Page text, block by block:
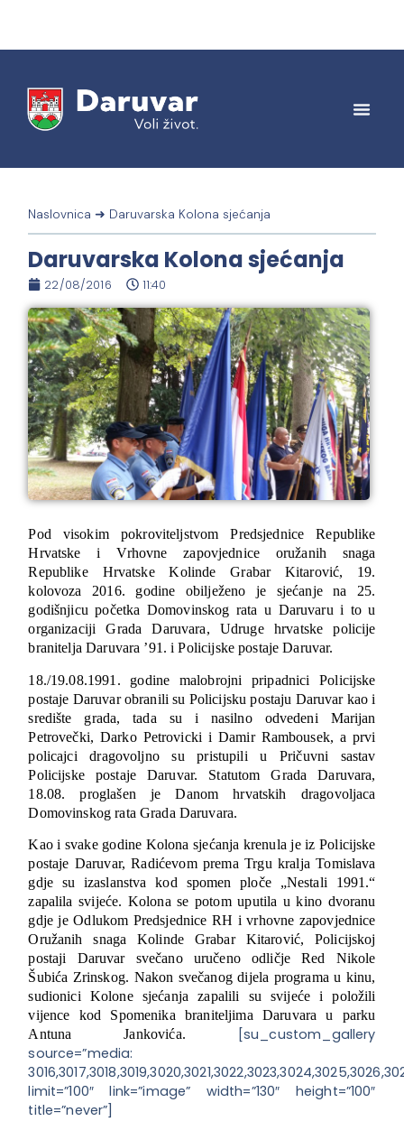
Naslovnica ➜ Daruvarska Kolona sjećanja
Daruvarska Kolona sjećanja
22/08/2016 11:40
Pod visokim pokroviteljstvom Predsjednice Republike
Hrvatske i Vrhovne zapovjednice oružanih snaga
Republike Hrvatske Kolinde Grabar Kitarović, 19.
kolovoza 2016. godine obilježeno je sjećanje na 25.
godišnjicu početka Domovinskog rata u Daruvaru i to u
organizaciji Grada Daruvara, Udruge hrvatske policije
branitelja Daruvara ’91. i Policijske postaje Daruvar.
18./19.08.1991. godine malobrojni pripadnici Policijske
postaje Daruvar obranili su Policijsku postaju Daruvar kao i
središte grada, tada su i nasilno odvedeni Marijan
Petrovečki, Darko Petrovicki i Damir Rambousek, a prvi
policajci dragovoljno su pristupili u Pričuvni sastav
Policijske postaje Daruvar. Statutom Grada Daruvara,
18.08. proglašen je Danom hrvatskih dragovoljaca
Domovinskog rata Grada Daruvara.
Kao i svake godine Kolona sjećanja krenula je iz Policijske
postaje Daruvar, Radićevom prema Trgu kralja Tomislava
gdje su izaslanstva kod spomen ploče „Nestali 1991.“
zapalila svijeće. Kolona se potom uputila u kino dvoranu
gdje je Odlukom Predsjednice RH i vrhovne zapovjednice
Oružanih snaga Kolinde Grabar Kitarović, Policijskoj
postaji Daruvar svečano uručeno odličje Red Nikole
Šubića Zrinskog. Nakon svečanog dijela programa u kinu,
sudionici Kolone sjećanja zapalili su svijeće i položili
vijence kod Spomenika braniteljima Daruvara u parku
Antuna Jankovića.
[su_custom_gallery
source=”media:
limit=”100″ link=”image” width=”130″ height=”100″
title=”never”]